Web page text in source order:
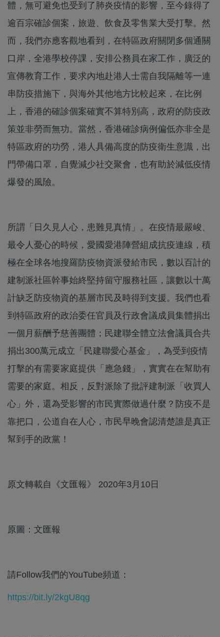
體，無可避免也受到了肺炎疫情的影響，至今錄得了
逾百宗確診個案，旅遊、飲食及零售業大受打擊。然
而，我們亦應客觀地看到，在特區政府關閉多個通關
口岸，全港學校停課，安排公務員在家工作，廣泛的
宣傳教育工作，要求內地赴港人士需自我隔離等一連
串防疫措施下，與海外其他地方比較起來，在比例
上，香港的確診個案確實不算特別高，政府的防疫政
策並非勞而無功。當然，香港確診病例偏低亦非全是
特區政府的功勞，港人具備高度的防疫衛生意識，出
門帶備口罩，自覺減少社交聚會，也有助於減低疫情
爆發的風險。
所謂「日久見人心，患難見真情」。在疫情最嚴峻、
最令人憂心的時候，愛國愛港陣營組成抗疫連線，積
極在全球各地搜羅防疫物資派發給市民，數以百計的
建制派社區幹事始終堅持留守服務社區，讓數以十萬
計缺乏防疫物資的基層市民及時得到支援。我們也看
到特區政府的政治委任官員及行政會議成員集體捐出
一個月薪酬予慈善團體；民建聯全體立法會議員合共
捐出300萬元成立「民建聯愛心基金」，為受到疫情
打擊的有需要家庭提供「應急錢」，實實在在幫助有
需要的家庭。相反，反對派除了批評建制派「收買人
心」外，還為受影響的市民實際做過什麼？防疫不是
靠把口，公道自在人心，市民早晚會認清楚誰是真正
幫到手的政黨！
原文轉載自《文匯報》 2020年3月10日
原圖：文匯報
請Follow我們的YouTube頻道：
https://bit.ly/2kgU8qg